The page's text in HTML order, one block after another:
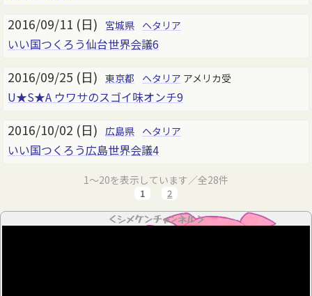
2016/09/11 (日) 宮城県 ヘタリア
いい国つくろう仙台世界会議6
2016/09/25 (日) 東京都 ヘタリア アメリカ受
U★S★A ウワサのスゴイ味オンチ9
2016/10/02 (日) 広島県 ヘタリア
いい国つくろう広島世界会議4
1～20を表示しています／全28件
1 2
＜シメケンチャンネル＞